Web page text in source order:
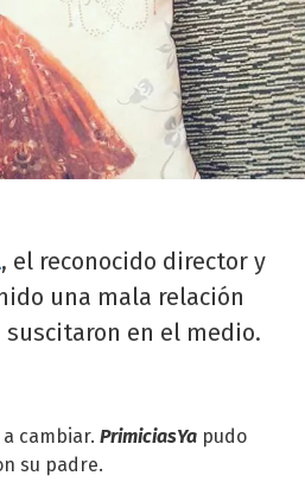
, el reconocido director y
una mala relación
en el medio.
cambiar. PrimiciasYa pudo
su padre.